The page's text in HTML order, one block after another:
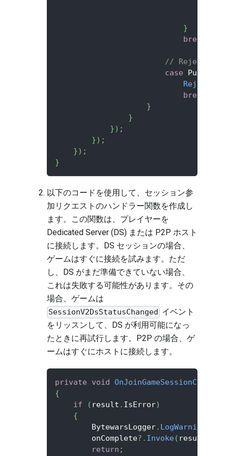
}
break
// Reject
case
break
}
}
}) ;
}) ;
}) ;
}
以下のコードを使用して、セッション参
加リクエストのハンドラー関数を作成し
ます。この関数は、プレイヤーを
Dedicated Server (DS) または P2P ホスト
に接続します。DS セッションの場合、
ゲームはすぐに接続を試みます。ただ
し、DS がまだ準備できていない場合、
これは失敗する可能性があります。その
場合、ゲームは
SessionV2DsStatusChanged イベント
をリッスンして、DS が利用可能になっ
たときに再試行します。P2P の場合、ゲ
ームはすぐにホストに接続します。
private void
{
if
( result . IsError)
{
        BytewarsLogger
. LogWarning
        onComplete
?. Invoke( result
return ;